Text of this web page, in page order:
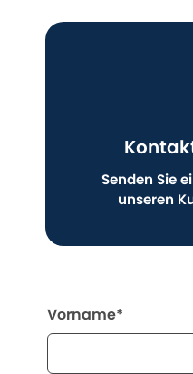
Senden Sie
unseren
Vorname*